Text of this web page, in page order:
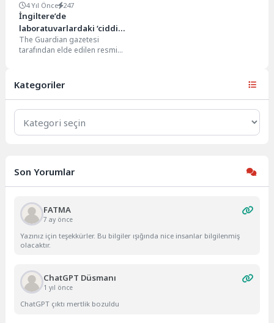
4 Yıl Önce 247
İngiltere’de
laboratuvarlardaki ‘ciddi
kazalar’ personeli korona
virüse maruz bıraktı
The Guardian gazetesi
tarafından elde edilen resmi
korona virüs...
Kategoriler
Kategoriler
Son Yorumlar
FATMA
7 ay önce
Yazınız için teşekkürler. Bu bilgiler ışığında nice insanlar bilgilenmiş
olacaktır.
ChatGPT Düsmanı
1 yıl önce
ChatGPT çıktı mertlik bozuldu